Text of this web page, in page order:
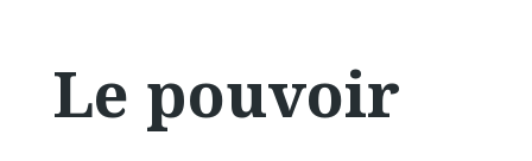
Le pouvoir